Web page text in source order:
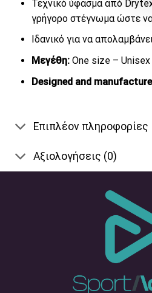
Τεχνικό ύφασμα από
γρήγορο στέγνωμα ώστε
Ιδανικό για να
Μεγέθη:One size – Unisex
Designed and
Επιπλέον πληροφορίες
Αξιολογήσεις (0)